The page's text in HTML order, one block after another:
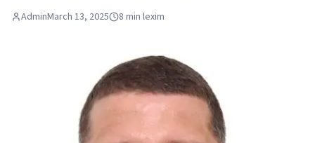
AdminMarch 13, 2025 8 min lexim